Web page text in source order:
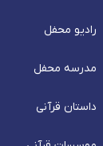
رادیو محفل
مدرسه محفل
داستان قرآنی